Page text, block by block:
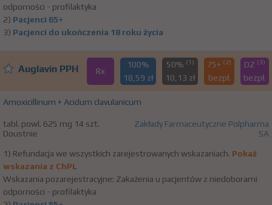
odporności - profilaktyka
2) Pacjenci 65+
3) Pacjenci do ukończenia 18 roku życia
Auglavin PPH Rx
100%
18,59 zł
50% (1)
10,13 zł
75+ (2)
bezpł.
DZ (3)
bezpł.
Amoxicillinum + Acidum clavulanicum
tabl. powl. 625 mg 14 szt.
Doustnie
Zakłady Farmaceutyczne Polpharma
SA
1) Refundacja we wszystkich zarejestrowanych wskazaniach. Pokaż
wskazania z ChPL
Wskazania pozarejestracyjne: Zakażenia u pacjentów z niedoborami
odporności - profilaktyka